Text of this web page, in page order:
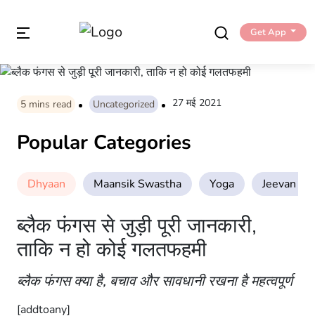
Get App
5 mins read Uncategorized 27 मई 2021
Popular Categories
Dhyaan Maansik Swastha Yoga Jeevan
ब्लैक फंगस से जुड़ी पूरी जानकारी,
ताकि न हो कोई गलतफहमी
ब्लैक फंगस क्या है, बचाव और सावधानी रखना है महत्वपूर्ण
[addtoany]